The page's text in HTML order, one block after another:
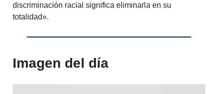
discriminación racial significa eliminarla en su
totalidad».
Imagen del día